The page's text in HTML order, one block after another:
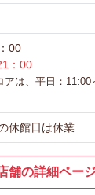
00
：00
アは、平日：
休館日は休業
舗の詳細ペー